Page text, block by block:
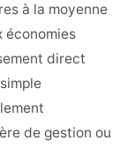
à la moyenne
économies
direct
de gestion ou